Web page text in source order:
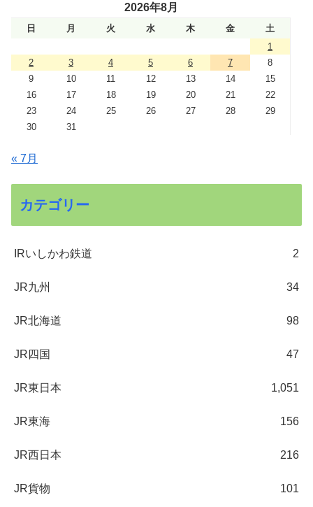
2026年8月
日 月 火 水 木 金
土
1
2
3 4 5 6 7
8
9
10 11 12 13 14
15
16
17 18 19 20 21
22
23
24 25 26 27 28
29
30
31
« 7月
カテゴリー
IRいしかわ鉄道 2
JR九州 34
JR北海道 98
JR四国 47
JR東日本 1,051
JR東海 156
JR西日本 216
JR貨物 101